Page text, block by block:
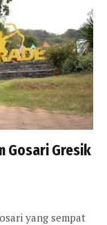
Gosari Gresik
yang sempat